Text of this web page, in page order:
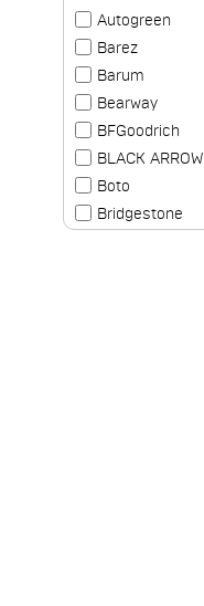
Autogreen
Barez
Barum
Bearway
BFGoodrich
BLACK ARROW
Boto
Bridgestone